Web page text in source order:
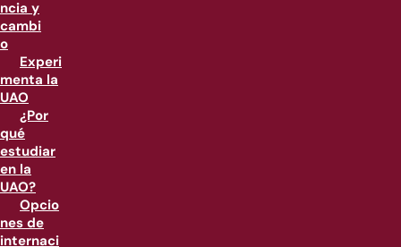
ncia y
cambi
o
Experi
menta la
UAO
¿Por
qué
estudiar
en la
UAO?
Opcio
nes de
internaci